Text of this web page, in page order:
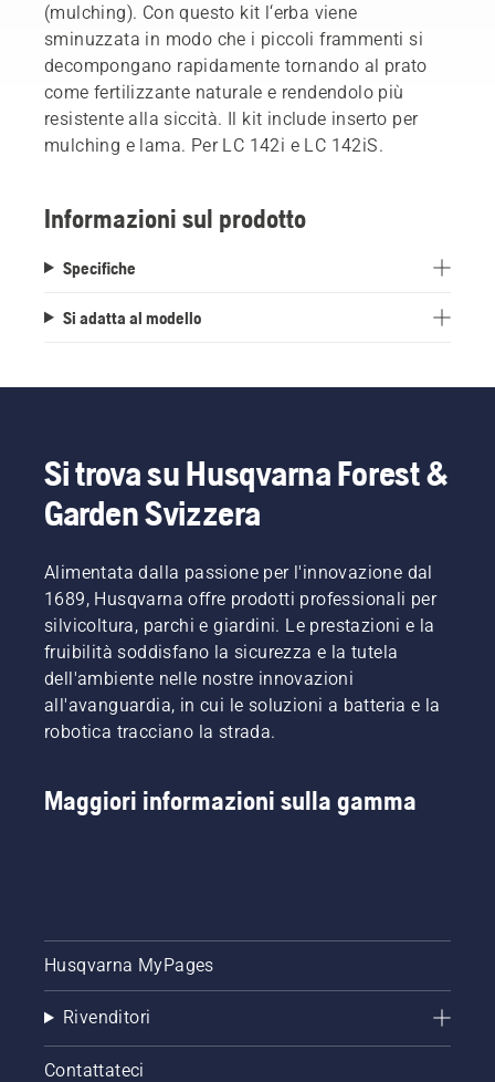
(mulching). Con questo kit l‘erba viene
sminuzzata in modo che i piccoli frammenti si
decompongano rapidamente tornando al prato
come fertilizzante naturale e rendendolo più
resistente alla siccità. Il kit include inserto per
mulching e lama. Per LC 142i e LC 142iS.
Informazioni sul prodotto
Specifiche
Si adatta al modello
Si trova su Husqvarna Forest &
Garden Svizzera
Alimentata dalla passione per l'innovazione dal
1689, Husqvarna offre prodotti professionali per
silvicoltura, parchi e giardini. Le prestazioni e la
fruibilità soddisfano la sicurezza e la tutela
dell'ambiente nelle nostre innovazioni
all'avanguardia, in cui le soluzioni a batteria e la
robotica tracciano la strada.
Maggiori informazioni sulla gamma
Husqvarna MyPages
Rivenditori
Contattateci